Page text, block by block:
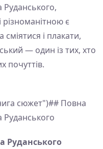
Руданського,
різноманітною є
сміятися і плакати,
— один із тих, хто
почуттів.
сюжет")## Повна
Руданського
Руданського